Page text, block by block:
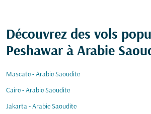
Découvrez des vols
Peshawar à Arabie
Mascate - Arabie Saoudite
Caire - Arabie Saoudite
Jakarta - Arabie Saoudite